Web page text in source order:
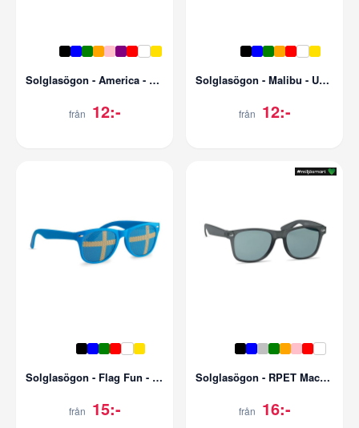
Solglasögon - America - UV400
från 12:-
Solglasögon - Malibu - UV400
från 12:-
Solglasögon - Flag Fun - UV400
från 15:-
Solglasögon - RPET Macusa - UV400
från 16:-